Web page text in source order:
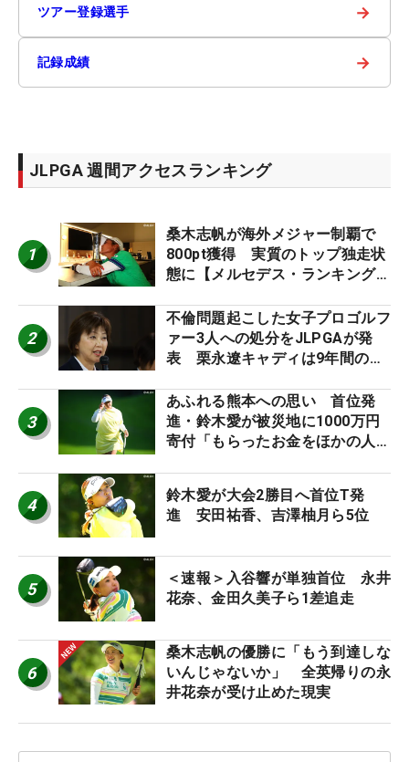
ツアー登録選手 →
記録成績 →
JLPGA 週間アクセスランキング
1
桑木志帆が海外メジャー制覇で
800pt獲得 実質のトップ独走状
態に【メルセデス・ランキング番
2
不倫問題起こした女子プロゴルフ
ァー3人への処分をJLPGAが発
表 栗永遼キャディは9年間の立
3
あふれる熊本への思い 首位発
進・鈴木愛が被災地に1000万円
寄付「もらったお金をほかの人
4
鈴木愛が大会2勝目へ首位T発
進 安田祐香、吉澤柚月ら5位
5
＜速報＞入谷響が単独首位 永井
花奈、金田久美子ら1差追走
6
桑木志帆の優勝に「もう到達しな
いんじゃないか」 全英帰りの永
井花奈が受け止めた現実